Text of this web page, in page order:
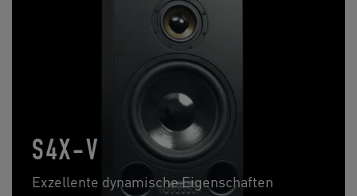
S4X-V
Exzellente dynamische Eigenschaften